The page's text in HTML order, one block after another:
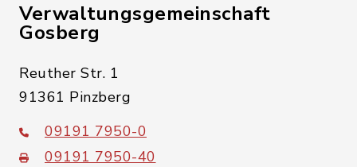
Verwaltungsgemeinschaft
Gosberg
Reuther Str. 1
91361 Pinzberg
09191 7950-0
09191 7950-40